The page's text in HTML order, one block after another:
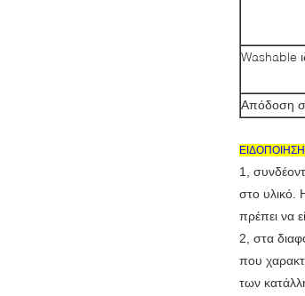
Washable
Απόδοση
1,
στο υλικό.
πρέπει να
2, στα
που
των